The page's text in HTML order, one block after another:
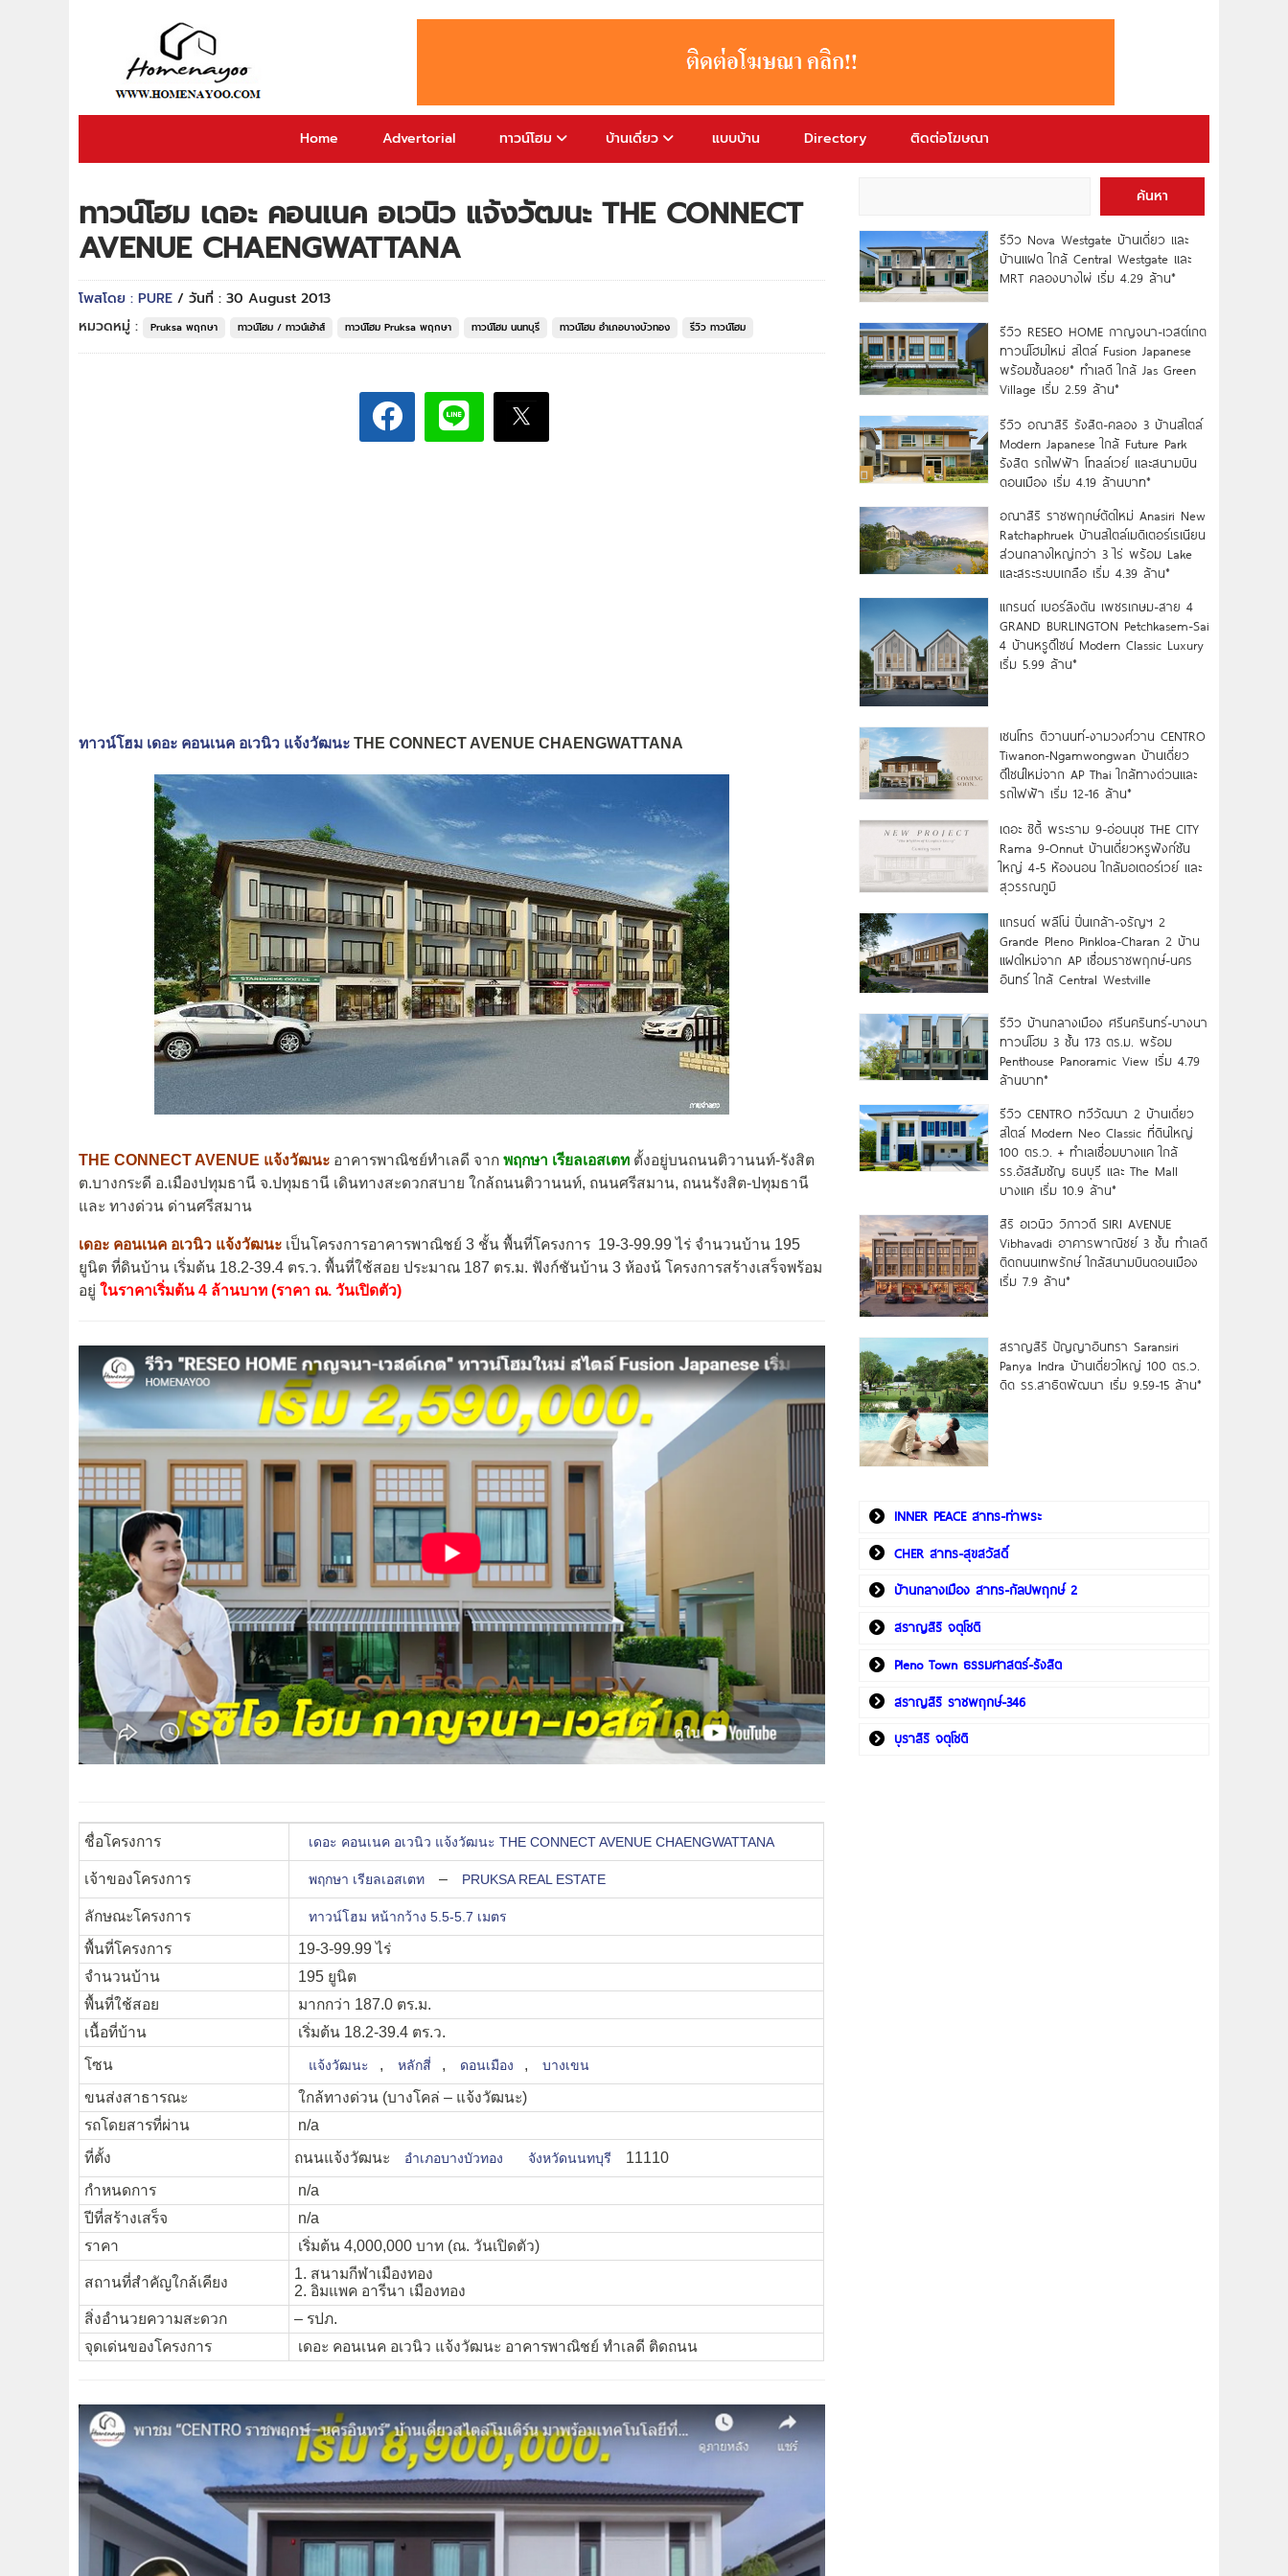
Home Advertorial ทาวน์โฮม บ้านเดี่ยว แบบบ้าน Directory ติดต่อโฆษณา
ทาวน์โฮม เดอะ คอนเนค อเวนิว แจ้งวัฒนะ THE CONNECT
AVENUE CHAENGWATTANA
โพสโดย : PURE / วันที่ : 30 August 2013
หมวดหมู่ :
Pruksa พฤกษา ทาวน์โฮม / ทาวน์เฮ้าส์ ทาวน์โฮม Pruksa พฤกษา ทาวน์โฮม นนทบุรี ทาวน์โฮม อำเภอบางบัวทอง รีวิว ทาวน์โฮม
ทาวน์โฮม เดอะ คอนเนค อเวนิว แจ้งวัฒนะ THE CONNECT AVENUE CHAENGWATTANA
THE CONNECT AVENUE แจ้งวัฒนะ อาคารพาณิชย์ทำเลดี จาก พฤกษา เรียลเอสเตท ตั้งอยู่บนถนนติวานนท์-รังสิต
ต.บางกระดี อ.เมืองปทุมธานี จ.ปทุมธานี เดินทางสะดวกสบาย ใกล้ถนนติวานนท์, ถนนศรีสมาน, ถนนรังสิต-ปทุมธานี
และ ทางด่วน ด่านศรีสมาน
เดอะ คอนเนค อเวนิว แจ้งวัฒนะ เป็นโครงการอาคารพาณิชย์ 3 ชั้น พื้นที่โครงการ 19-3-99.99 ไร่ จำนวนบ้าน 195
ยูนิต ที่ดินบ้าน เริ่มต้น 18.2-39.4 ตร.ว. พื้นที่ใช้สอย ประมาณ 187 ตร.ม. ฟังก์ชันบ้าน 3 ห้องน้ โครงการสร้างเสร็จพร้อม
อยู่ ในราคาเริ่มต้น 4 ล้านบาท (ราคา ณ. วันเปิดตัว)
ชื่อโครงการ เดอะ คอนเนค อเวนิว แจ้งวัฒนะ THE CONNECT AVENUE CHAENGWATTANA
เจ้าของโครงการ พฤกษา เรียลเอสเตท – PRUKSA REAL ESTATE
ลักษณะโครงการ ทาวน์โฮม หน้ากว้าง 5.5-5.7 เมตร
พื้นที่โครงการ
19-3-99.99 ไร่
จำนวนบ้าน
195 ยูนิต
พื้นที่ใช้สอย
มากกว่า 187.0 ตร.ม.
เนื้อที่บ้าน
เริ่มต้น 18.2-39.4 ตร.ว.
โซน
แจ้งวัฒนะ , หลักสี่ , ดอนเมือง , บางเขน
ขนส่งสาธารณะ
ใกล้ทางด่วน (บางโคล่ – แจ้งวัฒนะ)
รถโดยสารที่ผ่าน
n/a
ที่ตั้ง
ถนนแจ้งวัฒนะ อำเภอบางบัวทอง จังหวัดนนทบุรี
11110
กำหนดการ
n/a
ปีที่สร้างเสร็จ
n/a
ราคา
เริ่มต้น 4,000,000 บาท (ณ. วันเปิดตัว)
สถานที่สำคัญใกล้เคียง
1. สนามกีฬาเมืองทอง
2. อิมแพค อารีนา เมืองทอง
สิ่งอำนวยความสะดวก
– รปภ.
จุดเด่นของโครงการ
เดอะ คอนเนค อเวนิว แจ้งวัฒนะ อาคารพาณิชย์ ทำเลดี ติดถนน
ค้นหา
รีวิว Nova Westgate บ้านเดี่ยว และ
บ้านแฝด ใกล้ Central Westgate และ
MRT คลองบางไผ่ เริ่ม 4.29 ล้าน*
รีวิว RESEO HOME กาญจนา-เวสต์เกต
ทาวน์โฮมใหม่ สไตล์ Fusion Japanese
พร้อมชั้นลอย* ทำเลดี ใกล้ Jas Green
Village เริ่ม 2.59 ล้าน*
รีวิว อณาสิริ รังสิต-คลอง 3 บ้านสไตล์
Modern Japanese ใกล้ Future Park
รังสิต รถไฟฟ้า โทลล์เวย์ และสนามบิน
ดอนเมือง เริ่ม 4.19 ล้านบาท*
อณาสิริ ราชพฤกษ์ตัดใหม่ Anasiri New
Ratchaphruek บ้านสไตล์เมดิเตอร์เรเนียน
ส่วนกลางใหญ่กว่า 3 ไร่ พร้อม Lake
และสระระบบเกลือ เริ่ม 4.39 ล้าน*
แกรนด์ เบอร์ลิงตัน เพชรเกษม-สาย 4
GRAND BURLINGTON Petchkasem-Sai
4 บ้านหรูดีไซน์ Modern Classic Luxury
เริ่ม 5.99 ล้าน*
เซนโทร ติวานนท์-งามวงศ์วาน CENTRO
Tiwanon-Ngamwongwan บ้านเดี่ยว
ดีไซน์ใหม่จาก AP Thai ใกล้ทางด่วนและ
รถไฟฟ้า เริ่ม 12-16 ล้าน*
เดอะ ซิตี้ พระราม 9-อ่อนนุช THE CITY
Rama 9-Onnut บ้านเดี่ยวหรูฟังก์ชัน
ใหญ่ 4-5 ห้องนอน ใกล้มอเตอร์เวย์ และ
สุวรรณภูมิ
แกรนด์ พลีโน่ ปิ่นเกล้า-จรัญฯ 2
Grande Pleno Pinkloa-Charan 2 บ้าน
แฝดใหม่จาก AP เชื่อมราชพฤกษ์-นคร
อินทร์ ใกล้ Central Westville
รีวิว บ้านกลางเมือง ศรีนครินทร์-บางนา
ทาวน์โฮม 3 ชั้น 173 ตร.ม. พร้อม
Penthouse Panoramic View เริ่ม 4.79
ล้านบาท*
รีวิว CENTRO ทวีวัฒนา 2 บ้านเดี่ยว
สไตล์ Modern Neo Classic ที่ดินใหญ่
100 ตร.ว. + ทำเลเชื่อมบางแค ใกล้
รร.อัสสัมชัญ ธนบุรี และ The Mall
บางแค เริ่ม 10.9 ล้าน*
สิริ อเวนิว วิภาวดี SIRI AVENUE
Vibhavadi อาคารพาณิชย์ 3 ชั้น ทำเลดี
ติดถนนเทพรักษ์ ใกล้สนามบินดอนเมือง
เริ่ม 7.9 ล้าน*
สราญสิริ ปัญญาอินทรา Saransiri
Panya Indra บ้านเดี่ยวใหญ่ 100 ตร.ว.
ดิด รร.สาธิตพัฒนา เริ่ม 9.59-15 ล้าน*
INNER PEACE สาทร-ท่าพระ
CHER สาทร-สุขสวัสดิ์
บ้านกลางเมือง สาทร-กัลปพฤกษ์ 2
สราญสิริ จตุโชติ
Pleno Town ธรรมศาสตร์-รังสิต
สราญสิริ ราชพฤกษ์-346
บุราสิริ จตุโชติ